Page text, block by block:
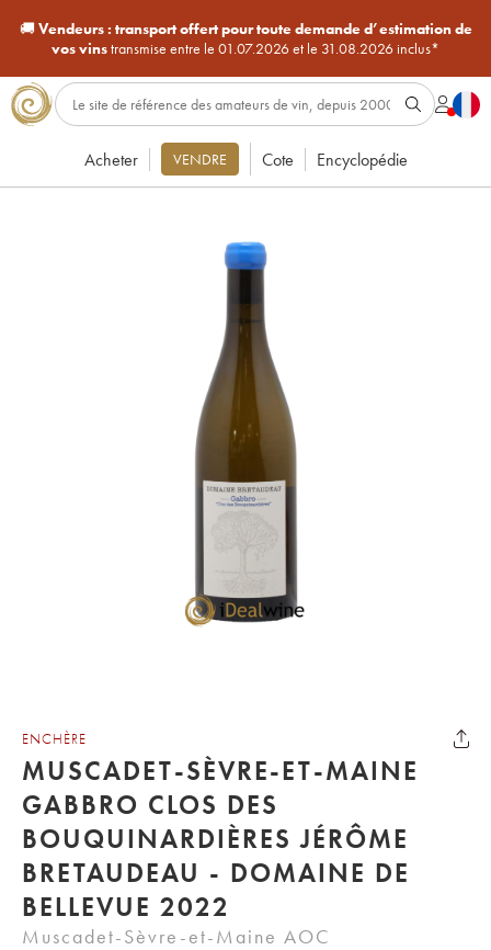
🚚Vendeurs : transport offert pour toute demande d’estimation de
vos vinstransmise entre le 01.07.2026 et le 31.08.2026 inclus*
Acheter VENDRE Cote Encyclopédie
ENCHÈRE
MUSCADET-SÈVRE-ET-MAINE
GABBRO CLOS DES
BOUQUINARDIÈRES JÉRÔME
BRETAUDEAU - DOMAINE DE
BELLEVUE 2022
Muscadet-Sèvre-et-Maine AOC